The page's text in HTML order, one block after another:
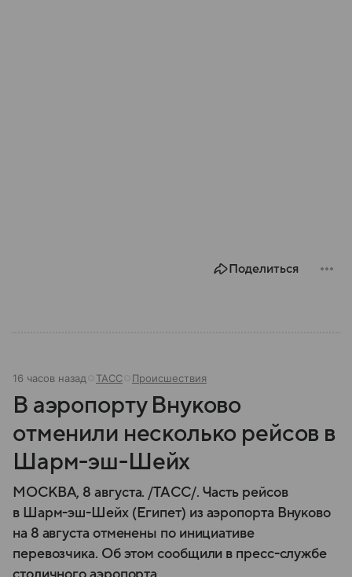
Поделиться
16 часов назад ТАСС Происшествия
В аэропорту Внуково
отменили несколько рейсов в
Шарм-эш-Шейх
МОСКВА, 8 августа. /ТАСС/. Часть рейсов
в Шарм-эш-Шейх (Египет) из аэропорта Внуково
на 8 августа отменены по инициативе
перевозчика. Об этом сообщили в пресс-службе